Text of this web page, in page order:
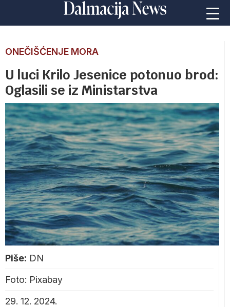
ONEČIŠĆENJE MORA
U luci Krilo Jesenice potonuo brod:
Oglasili se iz Ministarstva
Piše: DN
Foto: Pixabay
29. 12. 2024.